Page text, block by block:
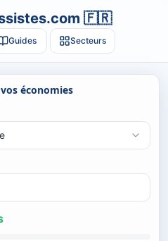
🇫🇷
Guides Secteurs
économies